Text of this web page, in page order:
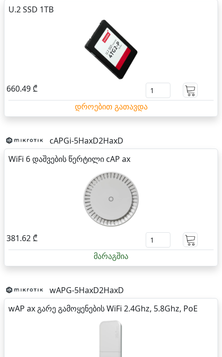
U.2 SSD 1TB
660.49 ₾
დროებით გათავდა
cAPGi-5HaxD2HaxD
WiFi 6 დაშვების წერტილი cAP ax
381.62 ₾
მარაგშია
wAPG-5HaxD2HaxD
wAP ax გარე გამოყენების WiFi 2.4Ghz, 5.8Ghz, PoE